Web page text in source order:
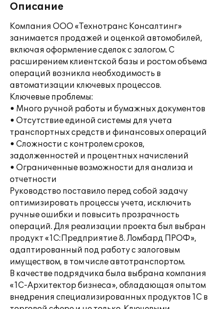
Описание
Компания ООО «Технотранс Консалтинг»
занимается продажей и оценкой автомобилей,
включая оформление сделок с залогом. С
расширением клиентской базы и ростом объема
операций возникла необходимость в
автоматизации ключевых процессов.
Ключевые проблемы:
• Много ручной работы и бумажных документов
• Отсутствие единой системы для учета
транспортных средств и финансовых операций
• Сложности с контролем сроков,
задолженностей и процентных начислений
• Ограниченные возможности для анализа и
отчетности
Руководство поставило перед собой задачу
оптимизировать процессы учета, исключить
ручные ошибки и повысить прозрачность
операций. Для реализации проекта был выбран
продукт «1С:Предприятие 8. Ломбард ПРОФ»,
адаптированный под работу с залоговым
имуществом, в том числе автотранспортом.
В качестве подрядчика была выбрана компания
«1С-Архитектор бизнеса», обладающая опытом
внедрения специализированных продуктов 1С в